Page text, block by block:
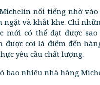
nổi tiếng nhờ
ngặt và khắt khe. Chỉ
mới có thể đạt được
được coi là điểm đến
yêu cầu chất lượng.
bao nhiêu nhà hàng